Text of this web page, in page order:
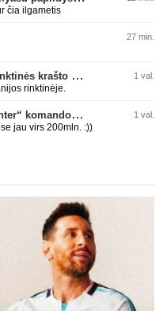
čia ilgametis
27 min.
„Sporting“ pasipildys Tanzanijos rinktinės krašto saugu 1 val.
rinktinėje.
L. Messi gerokai pakėlė Majamio „Inter“ komandos vertę 1 val.
jau virs 200mln. :))